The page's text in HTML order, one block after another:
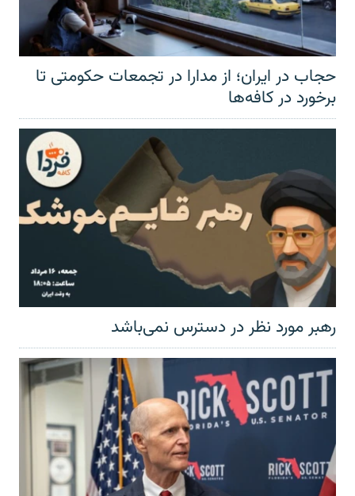
حجاب در ایران؛ از مدارا در تجمعات حکومتی تا
برخورد در کافه‌ها
رهبر مورد نظر در دسترس نمی‌باشد